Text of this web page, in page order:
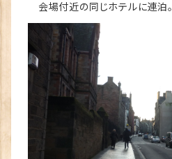
会場付近の同じホテルに連泊。